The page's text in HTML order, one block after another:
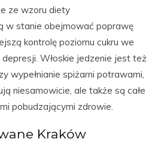
ze wzoru diety
w stanie obejmować poprawę
kontrolę poziomu cukru we
Włoskie jedzenie jest też
wypełnianie spiżarni potrawami,
niesamowicie, ale także są całe
pobudzającymi zdrowie.
Kraków